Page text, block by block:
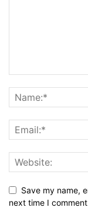
Save my name,
next time I